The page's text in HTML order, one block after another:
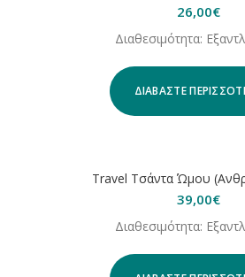
26,00€
Διαθεσιμότητα:
ΔΙΑΒΆΣΤΕ
Travel Τσάντα Ώμου
39,00€
Διαθεσιμότητα: